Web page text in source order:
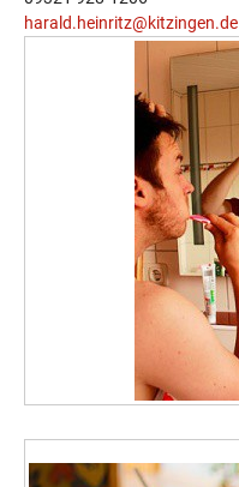
harald.heinritz@kitzingen.de